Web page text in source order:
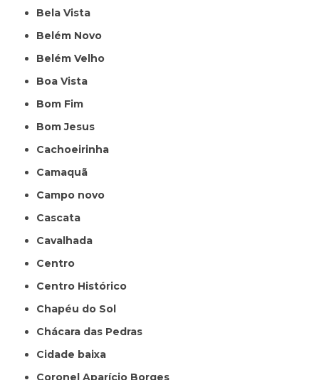
Bela Vista
Belém Novo
Belém Velho
Boa Vista
Bom Fim
Bom Jesus
Cachoeirinha
Camaquã
Campo novo
Cascata
Cavalhada
Centro
Centro Histórico
Chapéu do Sol
Chácara das Pedras
Cidade baixa
Coronel Aparício Borges